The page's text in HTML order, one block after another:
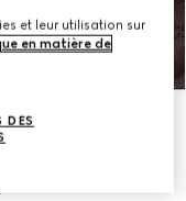
et leur utilisation sur
en matière de
DES